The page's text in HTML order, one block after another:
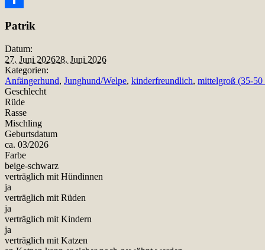
Patrik
Datum:
27. Juni 202628. Juni 2026
Kategorien:
Anfängerhund, Junghund/Welpe, kinderfreundlich, mittelgroß (35-50
Geschlecht
Rüde
Rasse
Mischling
Geburtsdatum
ca. 03/2026
Farbe
beige-schwarz
verträglich mit Hündinnen
ja
verträglich mit Rüden
ja
verträglich mit Kindern
ja
verträglich mit Katzen